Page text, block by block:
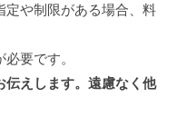
や制限がある場合、料
要です。
伝えします。遠慮なく他